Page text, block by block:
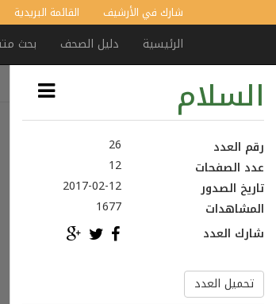
شارك في الأرشيف القائمة البريدية
الرئيسية دليل الصحف بحث
السلام
رقم العدد
26
عدد الصفحات
12
تاريخ الصدور
2017-02-12
المشاهدات
1677
شارك العدد
تحميل العدد